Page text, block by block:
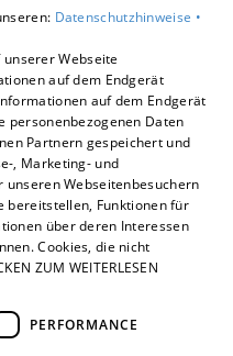
Datenschutzhinweise •
Webseite
auf dem Endgerät
auf dem Endgerät
personenbezogenen Daten
Partnern gespeichert und
, Marketing- und
Webseitenbesuchern
bereitstellen, Funktionen für
über deren Interessen
Cookies, die nicht
ZUM WEITERLESEN
PERFORMANCE